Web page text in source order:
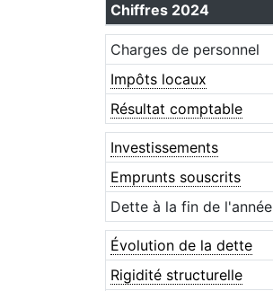
Chiffres 2024
Charges de personnel
Impôts locaux
Résultat comptable
Investissements
Emprunts souscrits
Dette à la fin de l'année
Évolution de la dette
Rigidité structurelle